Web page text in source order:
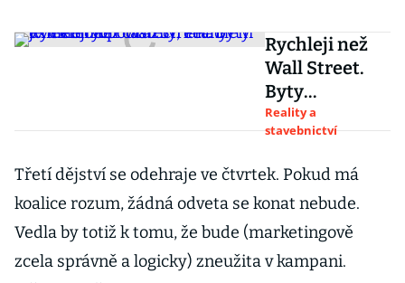
Rychleji než
Wall Street.
Byty
v některých
částech Prahy
extrémně
podražily,
lákadlem je
metro D
Reality a
stavebnictví
Třetí dějství se odehraje ve čtvrtek. Pokud má
koalice rozum, žádná odveta se konat nebude.
Vedla by totiž k tomu, že bude (marketingově
zcela správně a logicky) zneužita v kampani.